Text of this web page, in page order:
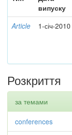
випуску
Article 1-січ-2010
Розкриття
за темами
conferences